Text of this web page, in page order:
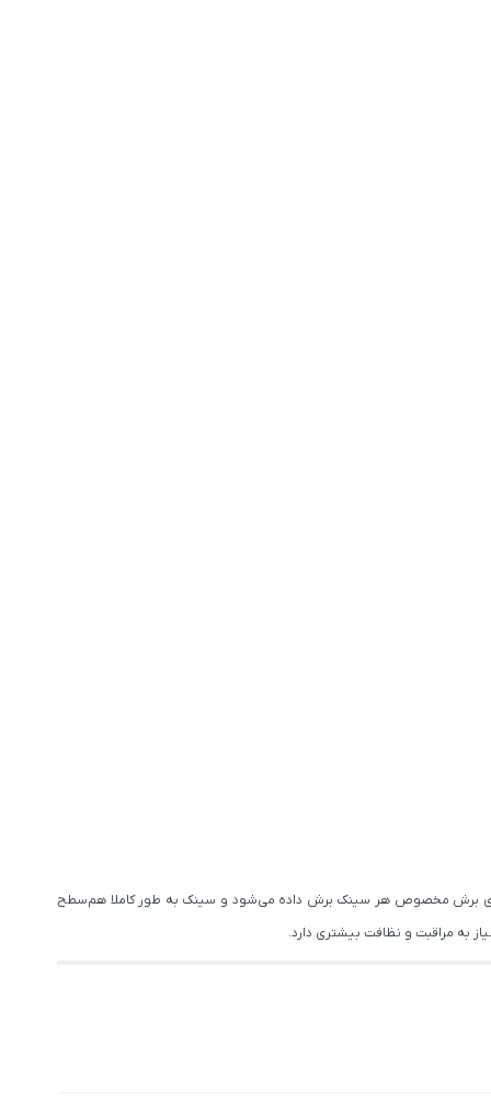
الگوی برش مخصوص هر سینک برش داده می‌شود و سینک به طور کاملا هم‌سطح
به مراقبت و نظافت بیشتری دارد.